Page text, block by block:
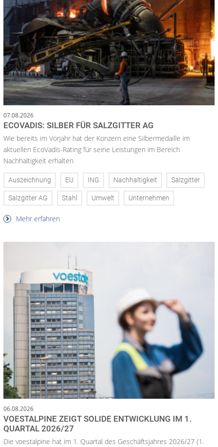
07.08.2026
ECOVADIS: SILBER FÜR SALZGITTER AG
Wie bereits im Vorjahr hat der Konzern eine Silbermedaille im
aktuellen EcoVadis-Rating für seine Leistungen im Bereich
Nachhaltigkeit erhalten
Auszeichnung EU ING Nachhaltigkeit Salzgitter
Salzgitter AG Stahl Umwelt Unternehmen
Mehr erfahren
06.08.2026
VOESTALPINE ZEIGT SOLIDE ENTWICKLUNG IM 1.
QUARTAL 2026/27
Die voestalpine hat im 1. Quartal des Geschäftsjahres 2026/27 (1.